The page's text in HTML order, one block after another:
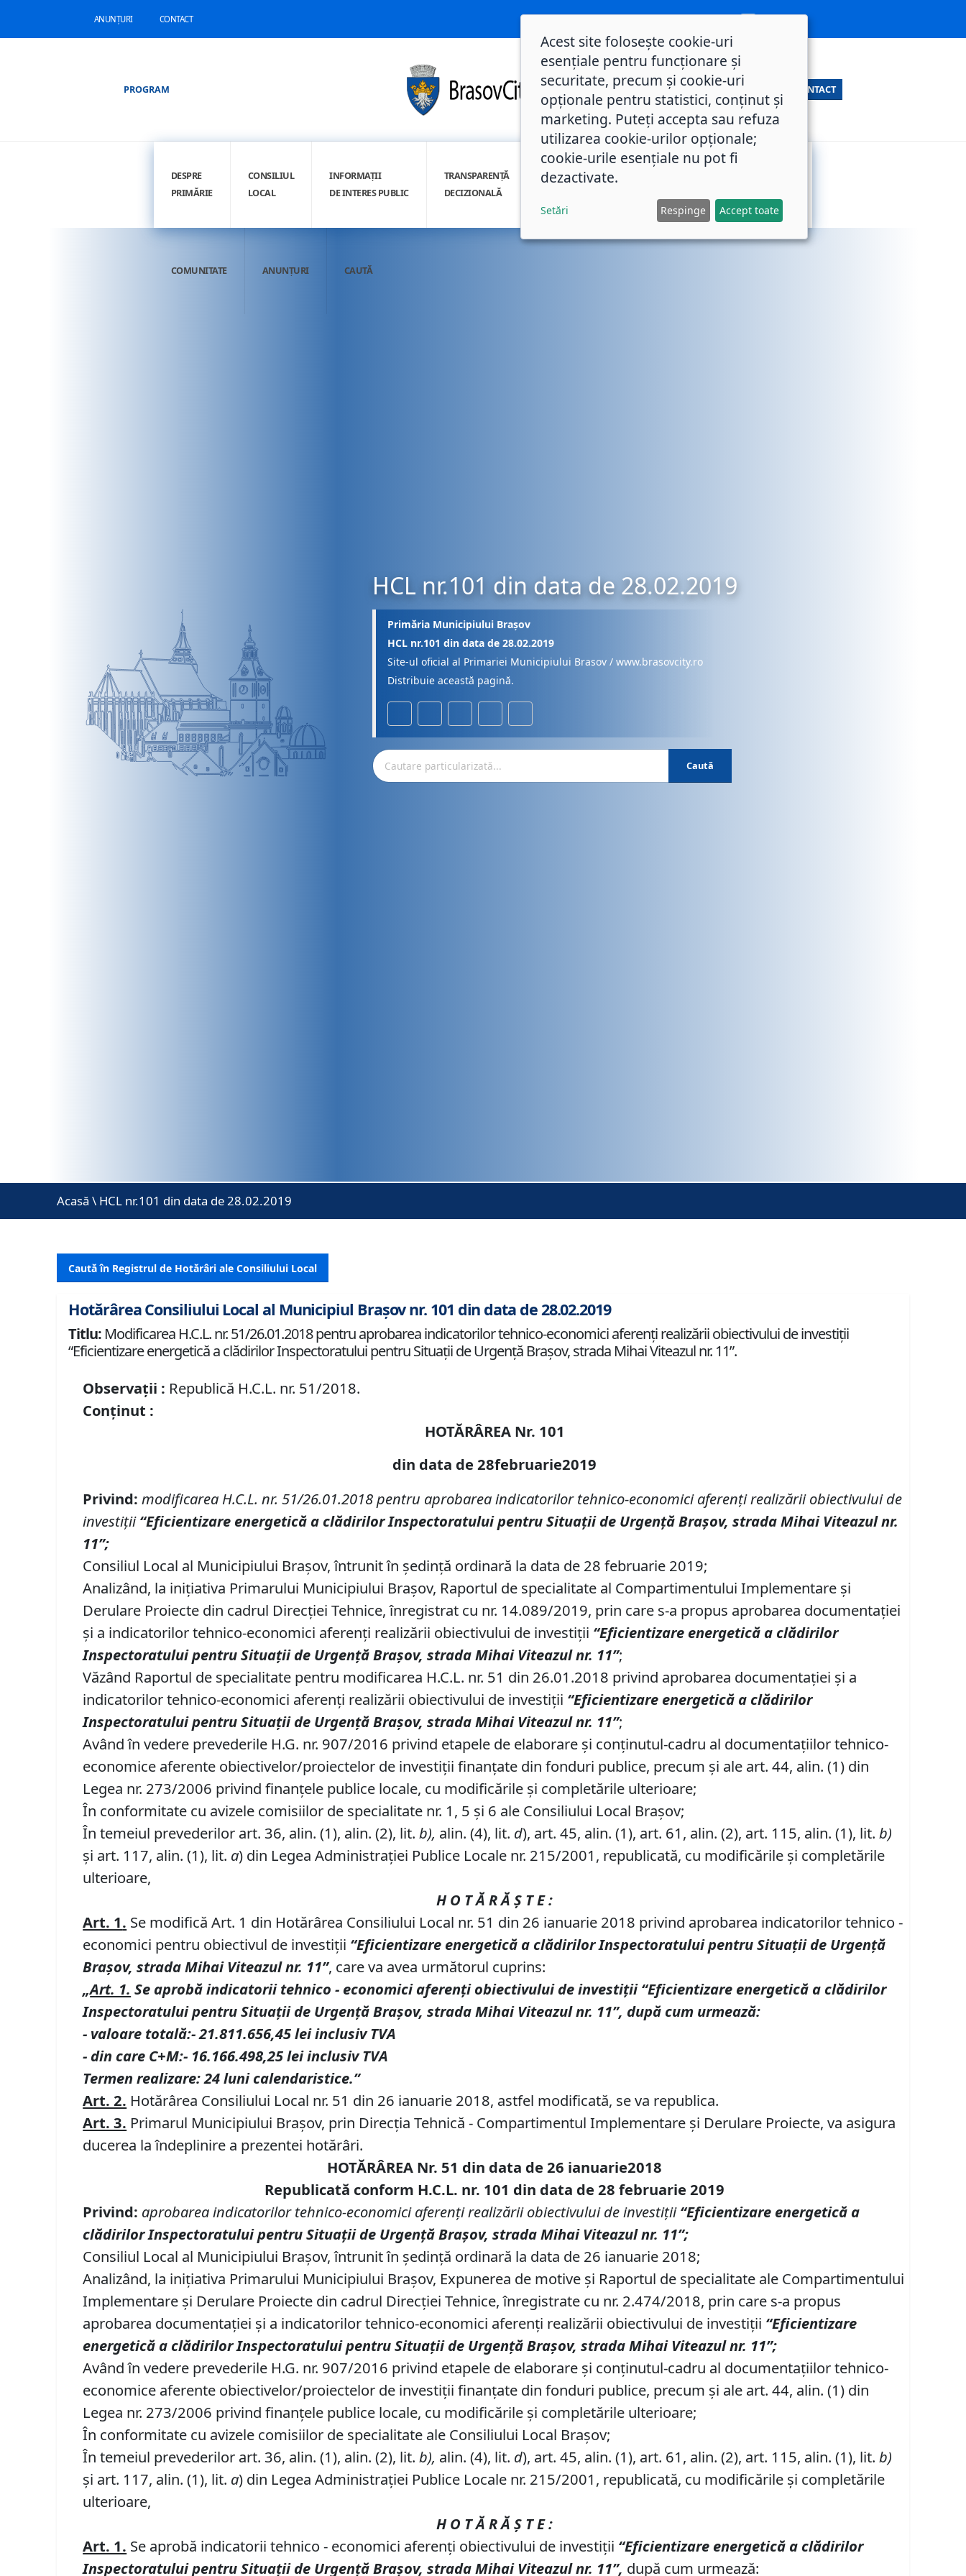
ANUNȚURI CONTACT
PROGRAM CONTACT
DESPRE
PRIMĂRIE
CONSILIUL
LOCAL
INFORMAȚII
DE INTERES PUBLIC
TRANSPARENȚĂ
DECIZIONALĂ
INTEGRITATE
COMUNITATE ANUNȚURI CAUTĂ
HCL nr.101 din data de 28.02.2019
Primăria Municipiului Brașov
HCL nr.101 din data de 28.02.2019
Site-ul oficial al Primariei Municipiului Brasov / www.brasovcity.ro
Distribuie această pagină.
Caută
Acasă \ HCL nr.101 din data de 28.02.2019
Caută în Registrul de Hotărâri ale Consiliului Local
Hotărârea Consiliului Local al Municipiul Brașov nr. 101 din data de 28.02.2019
Titlu: Modificarea H.C.L. nr. 51/26.01.2018 pentru aprobarea indicatorilor tehnico-economici aferenţi realizării obiectivului de investiţii
“Eficientizare energetică a clădirilor Inspectoratului pentru Situaţii de Urgenţă Braşov, strada Mihai Viteazul nr. 11”.
Observații : Republică H.C.L. nr. 51/2018.
Conținut :
HOTĂRÂREA Nr. 101
din data de 28februarie2019
Privind: modificarea H.C.L. nr. 51/26.01.2018 pentru aprobarea indicatorilor tehnico-economici aferenţi realizării obiectivului de
investiţii“Eficientizare energetică a clădirilor Inspectoratului pentru Situaţii de Urgenţă Braşov, strada Mihai Viteazul nr.
11”;
Consiliul Local al Municipiului Braşov, întrunit în şedinţă ordinară la data de 28 februarie 2019;
Analizând, la iniţiativa Primarului Municipiului Braşov, Raportul de specialitate al Compartimentului Implementare şi
Derulare Proiecte din cadrul Direcţiei Tehnice, înregistrat cu nr. 14.089/2019, prin care s-a propus aprobarea documentaţiei
şi a indicatorilor tehnico-economici aferenţi realizării obiectivului de investiţii “Eficientizare energetică a clădirilor
Inspectoratului pentru Situaţii de Urgenţă Braşov, strada Mihai Viteazul nr. 11”;
Văzând Raportul de specialitate pentru modificarea H.C.L. nr. 51 din 26.01.2018 privind aprobarea documentaţiei şi a
indicatorilor tehnico-economici aferenţi realizării obiectivului de investiţii “Eficientizare energetică a clădirilor
Inspectoratului pentru Situaţii de Urgenţă Braşov, strada Mihai Viteazul nr. 11”;
Având în vedere prevederile H.G. nr. 907/2016 privind etapele de elaborare şi conţinutul-cadru al documentaţiilor tehnico-
economice aferente obiectivelor/proiectelor de investiţii finanţate din fonduri publice, precum şi ale art. 44, alin. (1) din
Legea nr. 273/2006 privind finanţele publice locale, cu modificările şi completările ulterioare;
În conformitate cu avizele comisiilor de specialitate nr. 1, 5 şi 6 ale Consiliului Local Braşov;
În temeiul prevederilor art. 36, alin. (1), alin. (2), lit.b), alin. (4), lit. d), art. 45, alin. (1), art. 61, alin. (2), art. 115, alin. (1), lit.b)
şi art. 117, alin. (1), lit. a) din Legea Administraţiei Publice Locale nr. 215/2001, republicată, cu modificările şi completările
ulterioare,
H O T Ă R Ă Ş T E :
Art. 1. Se modifică Art. 1 din Hotărârea Consiliului Local nr. 51 din 26 ianuarie 2018 privind aprobarea indicatorilor tehnico -
economici pentru obiectivul de investiţii “Eficientizare energetică a clădirilor Inspectoratului pentru Situaţii de Urgenţă
Braşov, strada Mihai Viteazul nr. 11”, care va avea următorul cuprins:
„Art. 1. Se aprobă indicatorii tehnico - economici aferenţi obiectivului de investiţii“Eficientizare energetică a clădirilor
Inspectoratului pentru Situaţii de Urgenţă Braşov, strada Mihai Viteazul nr. 11”, după cum urmează:
- valoare totală:- 21.811.656,45 lei inclusiv TVA
- din care C+M:- 16.166.498,25 lei inclusiv TVA
Termen realizare: 24 luni calendaristice.”
Art. 2. Hotărârea Consiliului Local nr. 51 din 26 ianuarie 2018, astfel modificată, se va republica.
Art. 3. Primarul Municipiului Braşov, prin Direcţia Tehnică - Compartimentul Implementare şi Derulare Proiecte, va asigura
ducerea la îndeplinire a prezentei hotărâri.
HOTĂRÂREA Nr. 51 din data de 26 ianuarie2018
Republicată conform H.C.L. nr. 101 din data de 28 februarie 2019
Privind: aprobarea indicatorilor tehnico-economici aferenţi realizării obiectivului de investiţii“Eficientizare energetică a
clădirilor Inspectoratului pentru Situaţii de Urgenţă Braşov, strada Mihai Viteazul nr. 11”;
Consiliul Local al Municipiului Braşov, întrunit în şedinţă ordinară la data de 26 ianuarie 2018;
Analizând, la iniţiativa Primarului Municipiului Braşov, Expunerea de motive şi Raportul de specialitate ale Compartimentului
Implementare şi Derulare Proiecte din cadrul Direcţiei Tehnice, înregistrate cu nr. 2.474/2018, prin care s-a propus
aprobarea documentaţiei şi a indicatorilor tehnico-economici aferenţi realizării obiectivului de investiţii “Eficientizare
energetică a clădirilor Inspectoratului pentru Situaţii de Urgenţă Braşov, strada Mihai Viteazul nr. 11”;
Având în vedere prevederile H.G. nr. 907/2016 privind etapele de elaborare şi conţinutul-cadru al documentaţiilor tehnico-
economice aferente obiectivelor/proiectelor de investiţii finanţate din fonduri publice, precum şi ale art. 44, alin. (1) din
Legea nr. 273/2006 privind finanţele publice locale, cu modificările şi completările ulterioare;
În conformitate cu avizele comisiilor de specialitate ale Consiliului Local Braşov;
În temeiul prevederilor art. 36, alin. (1), alin. (2), lit.b), alin. (4), lit. d), art. 45, alin. (1), art. 61, alin. (2), art. 115, alin. (1), lit.b)
şi art. 117, alin. (1), lit. a) din Legea Administraţiei Publice Locale nr. 215/2001, republicată, cu modificările şi completările
ulterioare,
H O T Ă R Ă Ş T E :
Art. 1. Se aprobă indicatorii tehnico - economici aferenţi obiectivului de investiţii “Eficientizare energetică a clădirilor
Inspectoratului pentru Situaţii de Urgenţă Braşov, strada Mihai Viteazul nr. 11”, după cum urmează:
Acest site folosește cookie-uri
esențiale pentru funcționare și
securitate, precum și cookie-uri
opționale pentru statistici, conținut și
marketing. Puteți accepta sau refuza
utilizarea cookie-urilor opționale;
cookie-urile esențiale nu pot fi
dezactivate.
Setări Respinge Accept toate